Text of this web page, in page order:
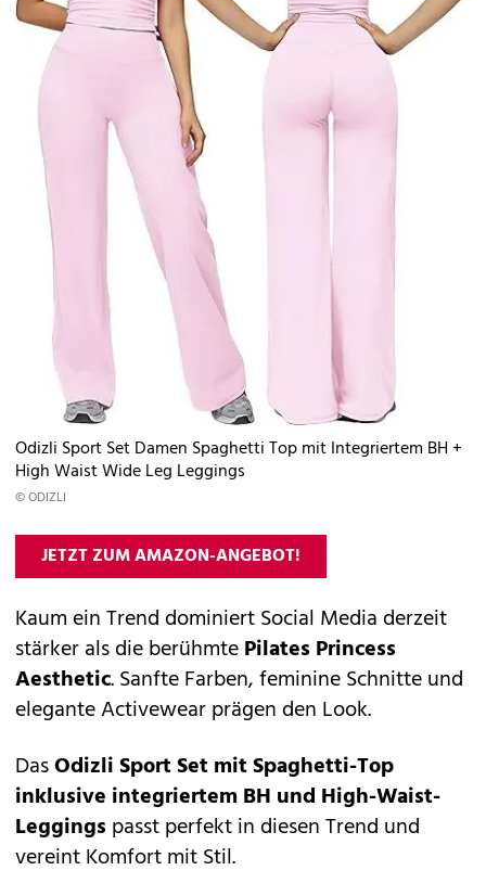
Odizli Sport Set Damen Spaghetti Top mit Integriertem BH +
High Waist Wide Leg Leggings
© ODIZLI
JETZT ZUM AMAZON-ANGEBOT!
Kaum ein Trend dominiert Social Media derzeit
stärker als die berühmtePilates Princess
Aesthetic. Sanfte Farben, feminine Schnitte und
elegante Activewear prägen den Look.
DasOdizli Sport Set mit Spaghetti-Top
inklusive integriertem BH und High-Waist-
Leggings passt perfekt in diesen Trend und
vereint Komfort mit Stil.